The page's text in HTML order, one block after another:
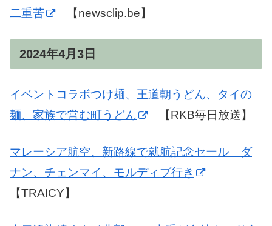
二重苦
【newsclip.be】
2024年4月3日
イベントコラボつけ麺、王道朝うどん、タイの
麺、家族で営む町うどん
【RKB毎日放送】
マレーシア航空、新路線で就航記念セール ダ
ナン、チェンマイ、モルディブ行き
【TRAICY】